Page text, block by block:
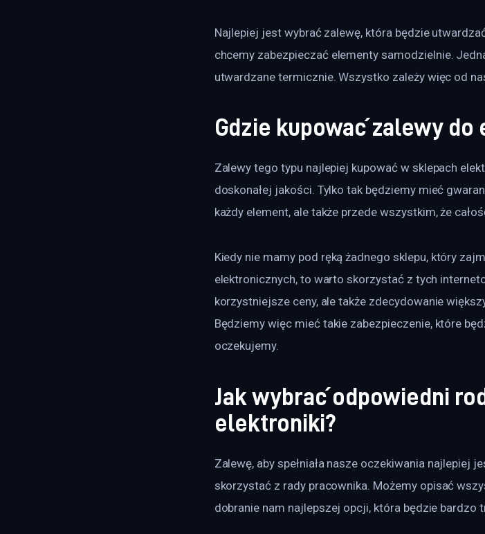
Najlepiej jest wybrać zalewę, która będzie
chcemy zabezpieczać elementy samodzielnie.
utwardzane termicznie. Wszystko zależy więc od
Gdzie kupować zalewy
Zalewy tego typu najlepiej kupować w sklepach
doskonałej jakości. Tylko tak będziemy mieć
każdy element, ale także przede wszystkim, że
Kiedy nie mamy pod ręką żadnego sklepu, który
elektronicznych, to warto skorzystać z tych
korzystniejsze ceny, ale także zdecydowanie
Będziemy więc mieć takie zabezpieczenie, które
oczekujemy.
Jak wybrać odpowiedni
elektroniki?
Zalewę, aby spełniała nasze oczekiwania najlepiej
skorzystać z rady pracownika. Możemy opisać
dobranie nam najlepszej opcji, która będzie bardzo